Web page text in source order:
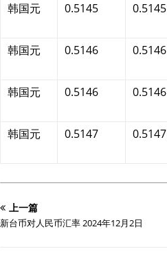
韩国元
0.5145 0.5145
韩国元
0.5146 0.5146
韩国元
0.5146 0.5146
韩国元
0.5147 0.5147
上一篇
新台币对人民币汇率 2024年12月2日